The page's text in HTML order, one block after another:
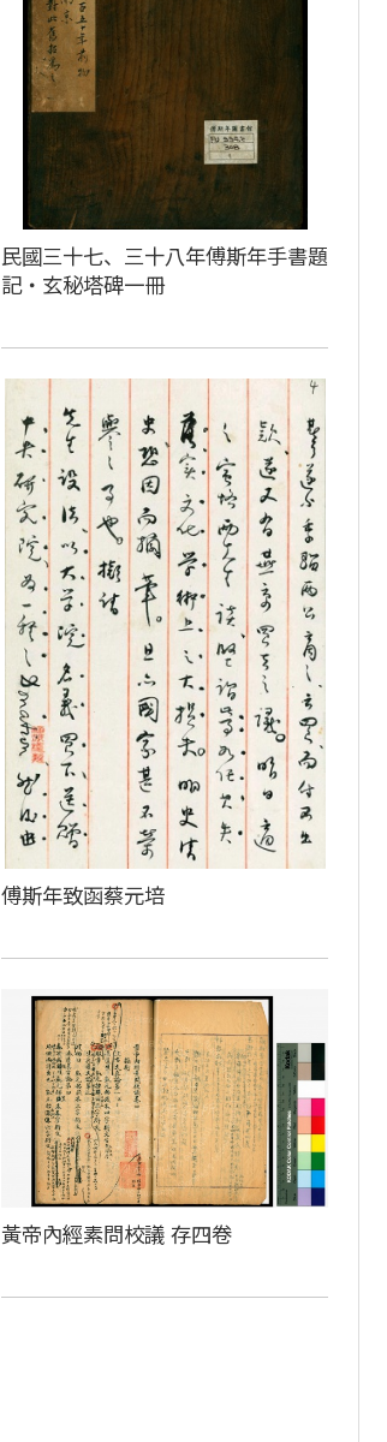
民國三十七、三十八年傅斯年手書題
記‧玄秘塔碑一冊
傅斯年致函蔡元培
黃帝內經素問校議 存四卷